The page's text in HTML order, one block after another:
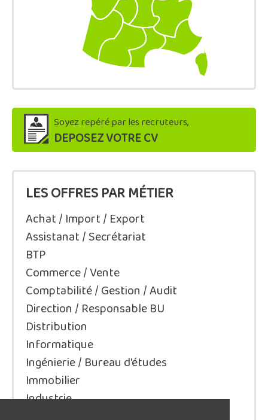
Soyez repéré par les recruteurs,
DEPOSEZ VOTRE CV
LES OFFRES PAR MÉTIER
Achat / Import / Export
Assistanat / Secrétariat
BTP
Commerce / Vente
Comptabilité / Gestion / Audit
Direction / Responsable BU
Distribution
Informatique
Ingénierie / Bureau d'études
Immobilier
Industrie